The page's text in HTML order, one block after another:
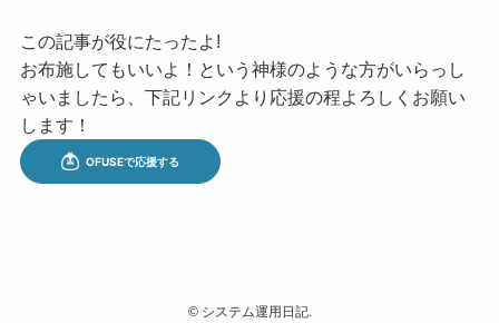
この記事が役にたったよ!
お布施してもいいよ！という神様のような方がいらっし
ゃいましたら、下記リンクより応援の程よろしくお願い
します！
©システム運用日記.